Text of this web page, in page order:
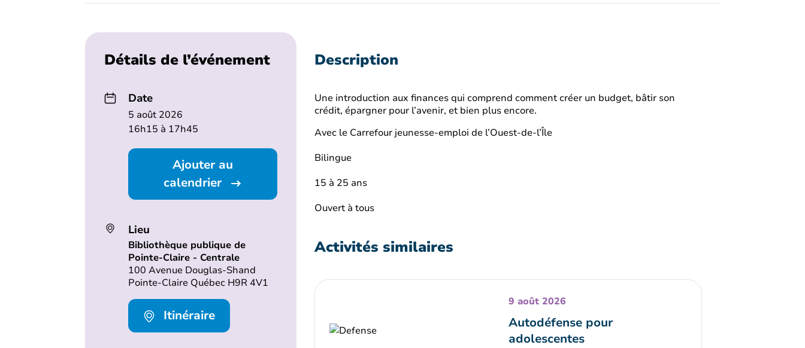
Détails de l’événement
Date
5 août 2026
16h15 à 17h45
Ajouter au
calendrier
Lieu
Bibliothèque publique de
Pointe-Claire - Centrale
100 Avenue Douglas-Shand
Pointe-Claire Québec H9R 4V1
Itinéraire
Description
Une introduction aux finances qui comprend comment créer un budget, bâtir son
crédit, épargner pour l’avenir, et bien plus encore.
Avec le Carrefour jeunesse-emploi de l’Ouest-de-l’Île
Bilingue
15 à 25 ans
Ouvert à tous
Activités similaires
9 août 2026
Autodéfense pour
adolescentes